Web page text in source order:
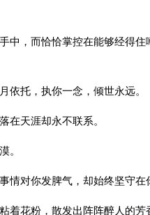
中，而恰恰掌控在能够经得住
依托，执你一念，倾世永远。
在天涯却永不联系。
。
情对你发脾气，却始终坚守在
着花粉，散发出阵阵醉人的